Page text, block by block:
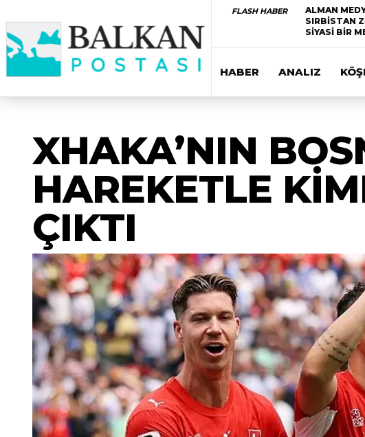
FLASH HABER
ALMAN
SIRBİSTAN
SİYASİ BİR
HABER ANALIZ
XHAKA’NIN
HAREKETLE
ÇIKTI